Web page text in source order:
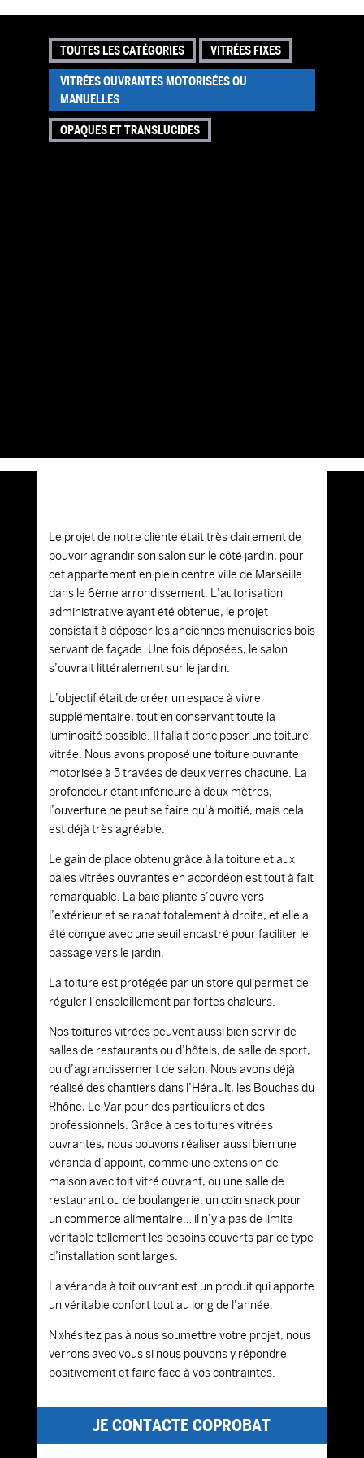
TOUTES LES CATÉGORIES VITRÉES FIXES
VITRÉES OUVRANTES MOTORISÉES OU
MANUELLES
OPAQUES ET TRANSLUCIDES
Le projet de notre cliente était très clairement de
pouvoir agrandir son salon sur le côté jardin, pour
cet appartement en plein centre ville de Marseille
dans le 6ème arrondissement. L’autorisation
administrative ayant été obtenue, le projet
consistait à déposer les anciennes menuiseries bois
servant de façade. Une fois déposées, le salon
s’ouvrait littéralement sur le jardin.
L’objectif était de créer un espace à vivre
supplémentaire, tout en conservant toute la
luminosité possible. Il fallait donc poser une toiture
vitrée. Nous avons proposé une toiture ouvrante
motorisée à 5 travées de deux verres chacune. La
profondeur étant inférieure à deux mètres,
l’ouverture ne peut se faire qu’à moitié, mais cela
est déjà très agréable.
Le gain de place obtenu grâce à la toiture et aux
baies vitrées ouvrantes en accordéon est tout à fait
remarquable. La baie pliante s’ouvre vers
l’extérieur et se rabat totalement à droite, et elle a
été conçue avec une seuil encastré pour faciliter le
passage vers le jardin.
La toiture est protégée par un store qui permet de
réguler l’ensoleillement par fortes chaleurs.
Nos toitures vitrées peuvent aussi bien servir de
salles de restaurants ou d’hôtels, de salle de sport,
ou d’agrandissement de salon. Nous avons déjà
réalisé des chantiers dans l’Hérault, les Bouches du
Rhône, Le Var pour des particuliers et des
professionnels. Grâce à ces toitures vitrées
ouvrantes, nous pouvons réaliser aussi bien une
véranda d’appoint, comme une extension de
maison avec toit vitré ouvrant, ou une salle de
restaurant ou de boulangerie, un coin snack pour
un commerce alimentaire… il n’y a pas de limite
véritable tellement les besoins couverts par ce type
d’installation sont larges.
La véranda à toit ouvrant est un produit qui apporte
un véritable confort tout au long de l’année.
N »hésitez pas à nous soumettre votre projet, nous
verrons avec vous si nous pouvons y répondre
positivement et faire face à vos contraintes.
JE CONTACTE COPROBAT